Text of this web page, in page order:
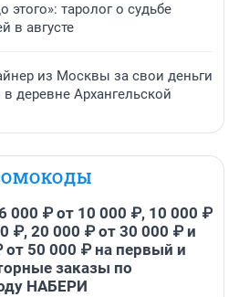
этого»: таролог о судьбе
в августе
из Москвы за свои деньги
деревне Архангельской
000 ₽ от 10 000 ₽, 10 000 ₽
₽, 20 000 ₽ от 30 000 ₽ и
от 50 000 ₽ на первый и
заказы по
НАБЕРИ